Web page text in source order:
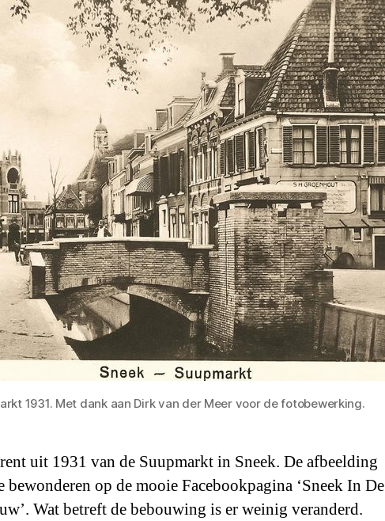
1931. Met dank aan Dirk van der Meer voor de fotobewerking.
uit 1931 van de Suupmarkt in Sneek. De afbeelding
bewonderen op de mooie Facebookpagina ‘Sneek In De
Wat betreft de bebouwing is er weinig veranderd.